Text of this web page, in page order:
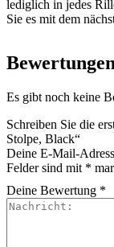
lediglich in jedes
Sie es mit dem
Bewertungen
Es gibt noch keine
Schreiben Sie die
Stolpe, Black“
Deine E-Mail-
Felder sind mit *
Deine Bewertung *